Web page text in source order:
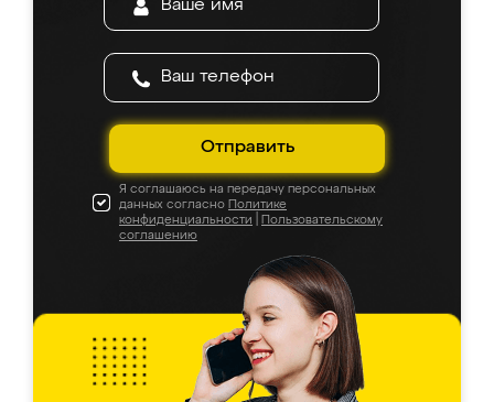
Отправить
Я соглашаюсь на передачу персональных
данных согласно Политике
конфиденциальности
Пользовательскому
соглашению